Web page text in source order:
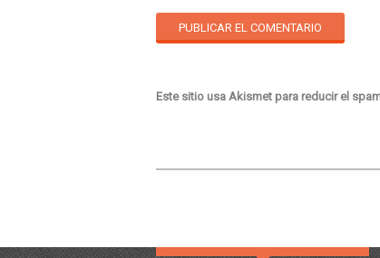
Este sitio usa Akismet para reducir el